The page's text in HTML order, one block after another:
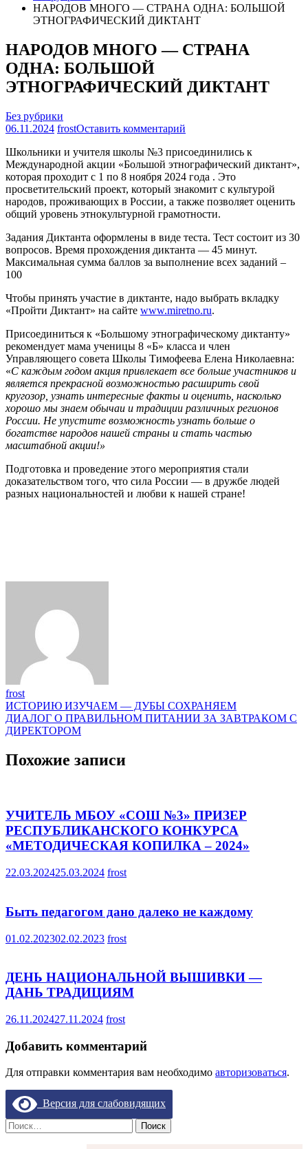
НАРОДОВ МНОГО — СТРАНА ОДНА: БОЛЬШОЙ
ЭТНОГРАФИЧЕСКИЙ ДИКТАНТ
НАРОДОВ МНОГО — СТРАНА
ОДНА: БОЛЬШОЙ
ЭТНОГРАФИЧЕСКИЙ ДИКТАНТ
Без рубрики
06.11.2024 frostОставить комментарий
МНОГО
—
СТРАНА
ОДНА:
БОЛЬШОЙ
ЭТНОГРАФИЧЕСКИЙ
Школьники и учителя школы №3 присоединились к
Международной акции «Большой этнографический диктант»,
которая проходит с 1 по 8 ноября 2024 года . Это
просветительский проект, который знакомит с культурой
народов, проживающих в России, а также позволяет оценить
общий уровень этнокультурной грамотности.
Задания Диктанта оформлены в виде теста. Тест состоит из 30
вопросов. Время прохождения диктанта — 45 минут.
Максимальная сумма баллов за выполнение всех заданий –
100
Чтобы принять участие в диктанте, надо выбрать вкладку
«Пройти Диктант» на сайте www.miretno.ru.
Присоединиться к «Большому этнографическому диктанту»
рекомендует мама ученицы 8 «Б» класса и член
Управляющего совета Школы Тимофеева Елена Николаевна:
«С каждым годом акция привлекает все больше участников и
является прекрасной возможностью расширить свой
кругозор, узнать интересные факты и оценить, насколько
хорошо мы знаем обычаи и традиции различных регионов
России. Не упустите возможность узнать больше о
богатстве народов нашей страны и стать частью
масштабной акции!»
Подготовка и проведение этого мероприятия стали
доказательством того, что сила России — в дружбе людей
разных национальностей и любви к нашей стране!
frost
Навигация
по
ИСТОРИЮ ИЗУЧАЕМ — ДУБЫ СОХРАНЯЕМ
ДИАЛОГ О ПРАВИЛЬНОМ ПИТАНИИ ЗА ЗАВТРАКОМ С
ДИРЕКТОРОМ
Похожие записи
УЧИТЕЛЬ МБОУ «СОШ №3» ПРИЗЕР
РЕСПУБЛИКАНСКОГО КОНКУРСА
«МЕТОДИЧЕСКАЯ КОПИЛКА – 2024»
22.03.202425.03.2024 frost
Быть педагогом дано далеко не каждому
01.02.202302.02.2023 frost
ДЕНЬ НАЦИОНАЛЬНОЙ ВЫШИВКИ —
ДАНЬ ТРАДИЦИЯМ
26.11.202427.11.2024 frost
Добавить комментарий
Для отправки комментария вам необходимо авторизоваться.
Версия для слабовидящих
Найти: